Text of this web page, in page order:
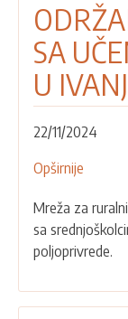
SA
U
22/11/2024
Opširnije
INFO
SA
Mreža za
sa
poljoprivrede.